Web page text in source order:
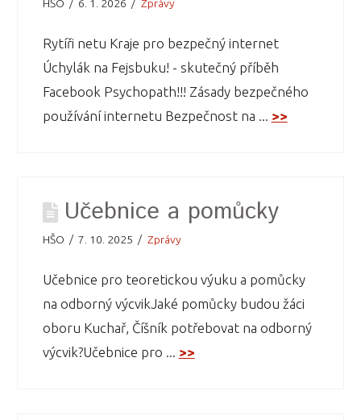
HŠO 6. 1. 2026 Zprávy
Rytíři netu Kraje pro bezpečný internet
Úchylák na Fejsbuku! - skutečný příběh
Facebook Psychopath!!! Zásady bezpečného
používání internetu Bezpečnost na ... >>
Učebnice a pomůcky
HŠO 7. 10. 2025 Zprávy
Učebnice pro teoretickou výuku a pomůcky
na odborný výcvikJaké pomůcky budou žáci
oboru Kuchař, Číšník potřebovat na odborný
výcvik?Učebnice pro ... >>